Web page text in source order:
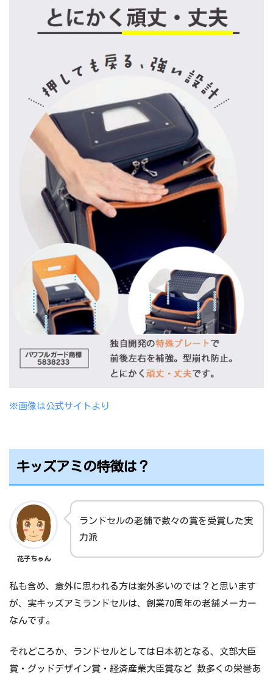
2020/7/15 【2021年度 ご入学向け】ランドセル販売会
長野工場ショールーム 土曜営業日のお知
らせ
2020/5/2 ランドセル貸出サービスの開始！
2020/4/7
新型コロナウイルス感染症の拡大防止対策
のお知らせ
2020/2/19 2021年度カタログ請求の受付開始！
2019/3/27 2020年度カタログの配布開始！
2019/2/28
2020年度長野駅ランドセル販売会のお知ら
せ
2019/2/26
2020年度長野工場ランドセル販売会のお知
らせ
2019/2/26 2020年度東京ランドセル販売会のお知らせ
2018/8/31 カタログ配布終了のお知らせ
今期新商品 「エレファントキューブ(9110
7)」に関して
今期新商品 「ペリカンポッケ(61103)」に
2017/8/22 2018年度向け長野工場セールのお知らせ
2017/6/14
2018年度向け長野工場ランドセル販売会の
お知らせ
2017/5/29
2018年度向け東京本社ランドセル販売会の
※画像は公式サイトより
キッズアミの特徴は？
花子ちゃん
ランドセルの老舗で数々の賞を受賞した実
力派
私も含め、意外に思われる方は案外多いのでは？と思います
が、実キッズアミランドセルは、創業70周年の老舗メーカー
なんです。
それどころか、ランドセルとしては日本初となる、文部大臣
賞・グッドデザイン賞・経済産業大臣賞など 数多くの栄誉あ